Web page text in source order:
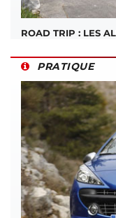
ROAD TRIP : LES
PRATIQUE